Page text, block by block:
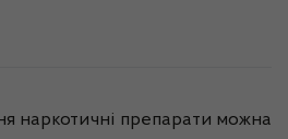
наркотичні препарати можна